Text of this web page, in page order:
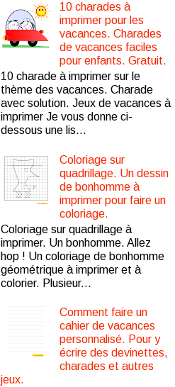
10 charades à
imprimer pour les
vacances. Charades
de vacances faciles
pour enfants. Gratuit.
10 charade à imprimer sur le
thème des vacances. Charade
avec solution. Jeux de vacances à
imprimer Je vous donne ci-
dessous une lis...
Coloriage sur
quadrillage. Un dessin
de bonhomme à
imprimer pour faire un
coloriage.
Coloriage sur quadrillage à
imprimer. Un bonhomme. Allez
hop ! Un coloriage de bonhomme
géométrique à imprimer et à
colorier. Plusieur...
Comment faire un
cahier de vacances
personnalisé. Pour y
écrire des devinettes,
charades et autres
jeux.